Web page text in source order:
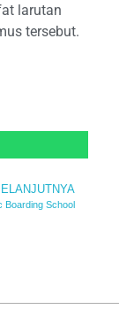
larutan
tersebut.
Boarding School